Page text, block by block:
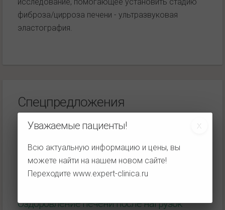
Уважаемые пациенты!
Всю актуальную информацию и цены, вы
можете найти на нашем новом сайте!
Переходитеwww.expert-clinica.ru
фиброза/цирроза печени - ультразвуковая
эластография.
Спецпредложения
Печень — второе сердце
Поездка на такси за наш счет
Оздоровление печени после нагрузок